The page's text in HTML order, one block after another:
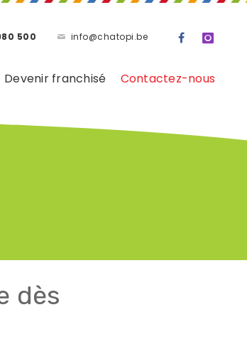
500 info@chatopi.be
Devenir franchisé Contactez-nous
dès